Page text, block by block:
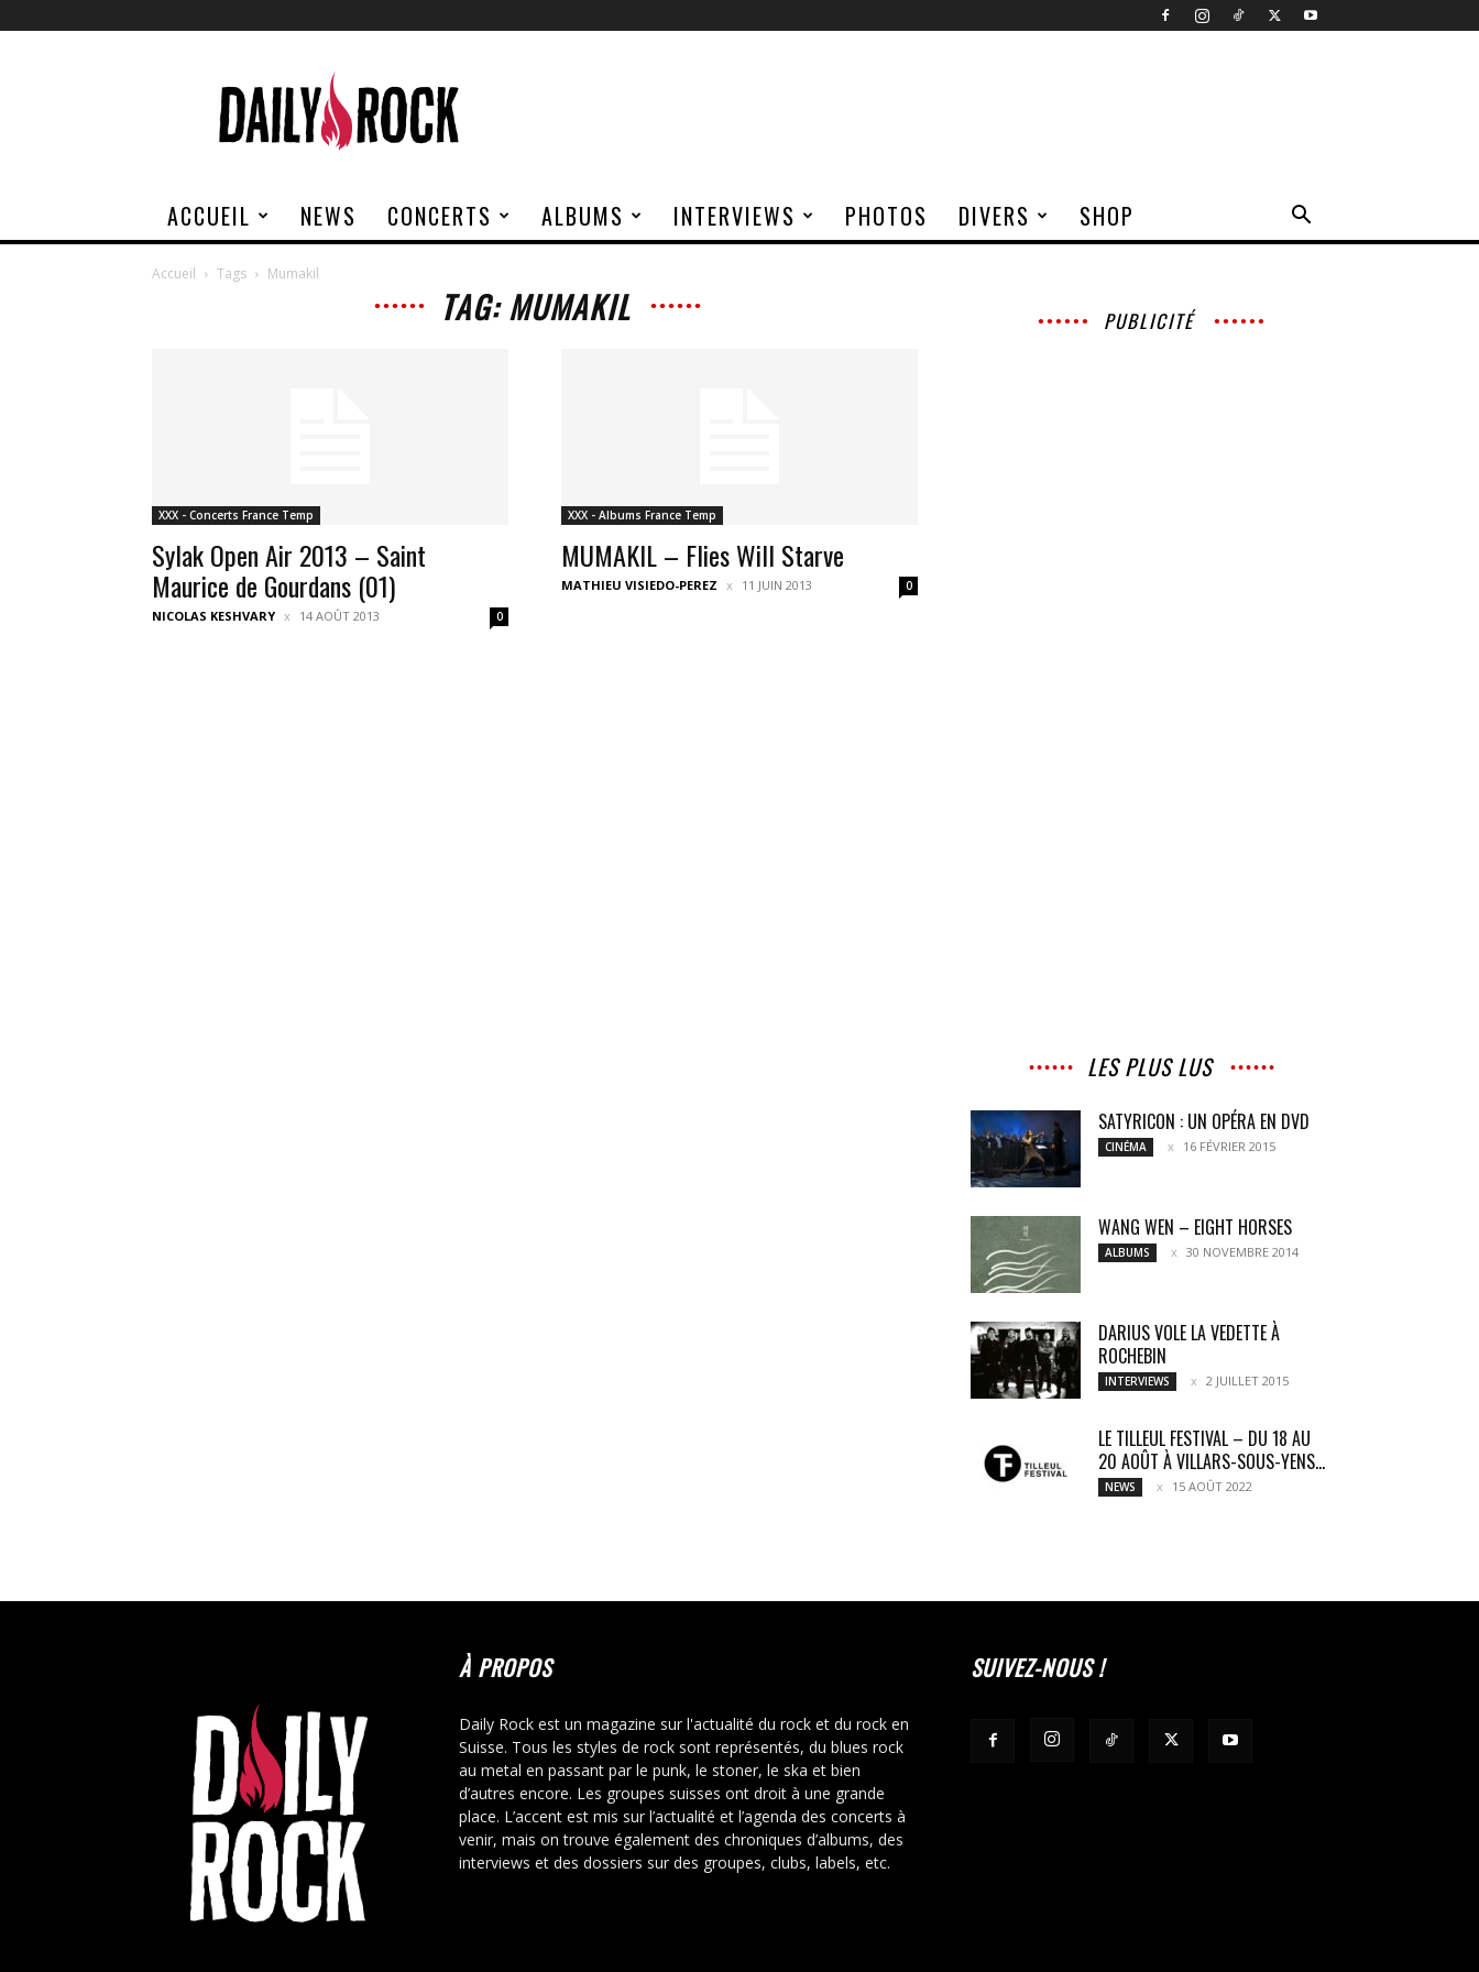
Rock
ACCUEIL NEWS CONCERTS ALBUMS INTERVIEWS PHOTOS DIVERS SHOP
Accueil Tags Mumakil
TAG: MUMAKIL
XXX - Concerts France Temp
Sylak Open Air 2013 – Saint
Maurice de Gourdans (01)
NICOLAS KESHVARY 14 AOÛT 2013 0
XXX - Albums France Temp
MUMAKIL – Flies Will Starve
MATHIEU VISIEDO-PEREZ 11 JUIN 2013 0
PUBLICITÉ
LES PLUS LUS
SATYRICON : UN OPÉRA EN DVD
CINÉMA 16 FÉVRIER 2015
WANG WEN – EIGHT HORSES
ALBUMS 30 NOVEMBRE 2014
DARIUS VOLE LA VEDETTE À
ROCHEBIN
INTERVIEWS 2 JUILLET 2015
LE TILLEUL FESTIVAL – DU 18 AU
20 AOÛT À VILLARS-SOUS-YENS...
NEWS 15 AOÛT 2022
À PROPOS
Daily Rock est un magazine sur l'actualité du rock et du rock en
Suisse. Tous les styles de rock sont représentés, du blues rock
au metal en passant par le punk, le stoner, le ska et bien
d’autres encore. Les groupes suisses ont droit à une grande
place. L’accent est mis sur l’actualité et l’agenda des concerts à
venir, mais on trouve également des chroniques d’albums, des
interviews et des dossiers sur des groupes, clubs, labels, etc.
SUIVEZ-NOUS !